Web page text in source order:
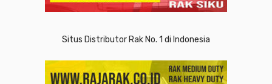
Situs Distributor Rak No. 1 di Indonesia